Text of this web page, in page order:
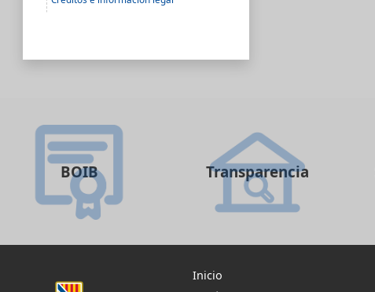
BOIB Transparencia
Inicio